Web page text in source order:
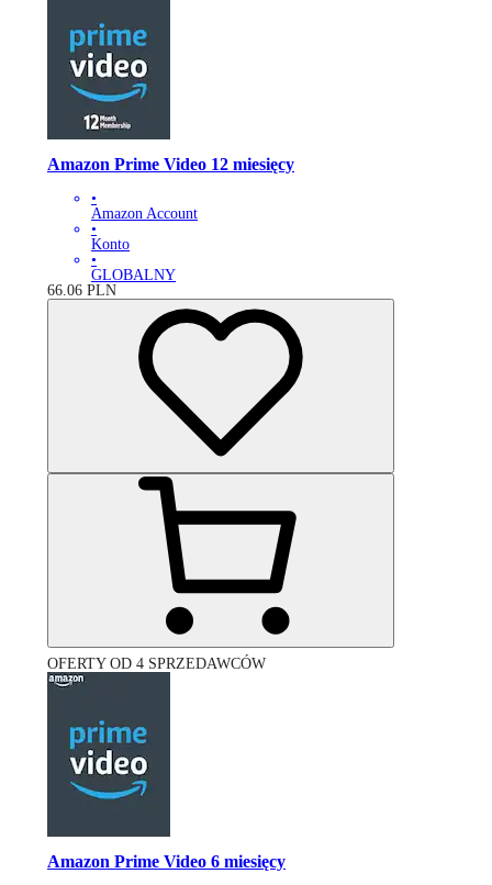
Amazon Prime Video 12 miesięcy
•
Amazon Account
•
Konto
•
GLOBALNY
66.06 PLN
OFERTY OD 4 SPRZEDAWCÓW
Amazon Prime Video 6 miesięcy